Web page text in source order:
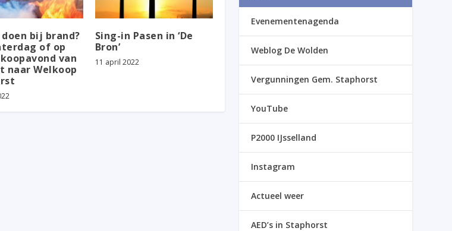
bij brand?
of op
van
naar Welkoop
Sing-in Pasen in ‘De
Bron’
11 april 2022
Evenementenagenda
Weblog De Wolden
Vergunningen Gem. Staphorst
YouTube
P2000 IJsselland
Instagram
Actueel weer
AED’s in Staphorst